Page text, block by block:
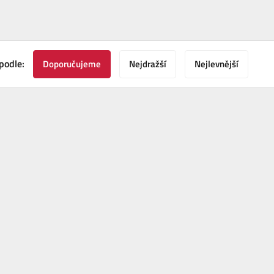
Doporučujeme Nejdražší Nejlevnější